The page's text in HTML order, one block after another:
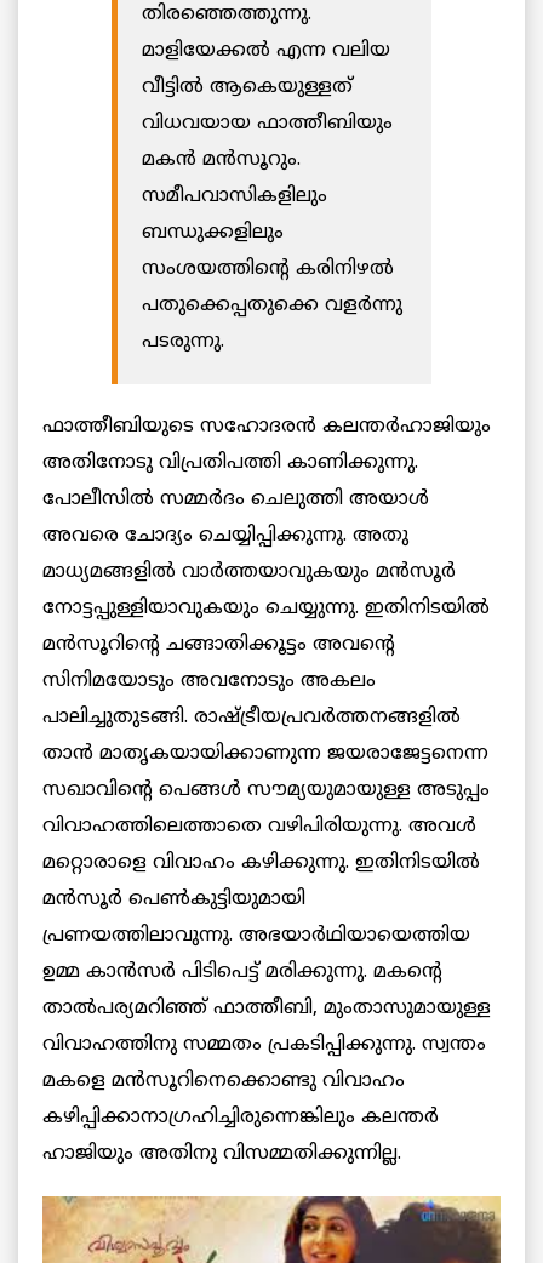
തിരഞ്ഞെത്തുന്നു.
മാളിയേക്കൽ എന്ന വലിയ
വീട്ടിൽ ആകെയുള്ളത്
വിധവയായ ഫാത്തീബിയും
മകൻ മൻസൂറും.
സമീപവാസികളിലും
ബന്ധുക്കളിലും
സംശയത്തിന്റെ കരിനിഴൽ
പതുക്കെപ്പതുക്കെ വളർന്നു
പടരുന്നു.
ഫാത്തീബിയുടെ സഹോദരൻ കലന്തർഹാജിയും
അതിനോടു വിപ്രതിപത്തി കാണിക്കുന്നു.
പോലീസിൽ സമ്മർദം ചെലുത്തി അയാൾ
അവരെ ചോദ്യം ചെയ്യിപ്പിക്കുന്നു. അതു
മാധ്യമങ്ങളിൽ വാർത്തയാവുകയും മൻസൂർ
നോട്ടപ്പുള്ളിയാവുകയും ചെയ്യുന്നു. ഇതിനിടയിൽ
മൻസൂറിന്റെ ചങ്ങാതിക്കൂട്ടം അവന്റെ
സിനിമയോടും അവനോടും അകലം
പാലിച്ചുതുടങ്ങി. രാഷ്ട്രീയപ്രവർത്തനങ്ങളിൽ
താൻ മാതൃകയായിക്കാണുന്ന ജയരാജേട്ടനെന്ന
സഖാവിന്റെ പെങ്ങൾ സൗമ്യയുമായുള്ള അടുപ്പം
വിവാഹത്തിലെത്താതെ വഴിപിരിയുന്നു. അവൾ
മറ്റൊരാളെ വിവാഹം കഴിക്കുന്നു. ഇതിനിടയിൽ
മൻസൂർ പെൺകുട്ടിയുമായി
പ്രണയത്തിലാവുന്നു. അഭയാർഥിയായെത്തിയ
ഉമ്മ കാൻസർ പിടിപെട്ട് മരിക്കുന്നു. മകന്റെ
താൽപര്യമറിഞ്ഞ് ഫാത്തീബി, മുംതാസുമായുള്ള
വിവാഹത്തിനു സമ്മതം പ്രകടിപ്പിക്കുന്നു. സ്വന്തം
മകളെ മൻസൂറിനെക്കൊണ്ടു വിവാഹം
കഴിപ്പിക്കാനാഗ്രഹിച്ചിരുന്നെങ്കിലും കലന്തർ
ഹാജിയും അതിനു വിസമ്മതിക്കുന്നില്ല.